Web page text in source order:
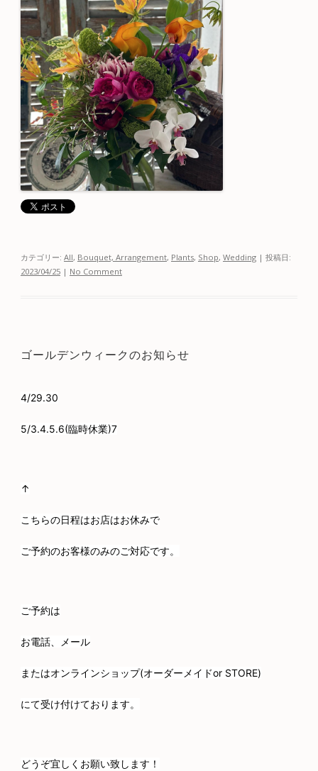
カテゴリー: All, Bouquet, Arrangement, Plants, Shop, Wedding | 投稿日:
2023/04/25 | No Comment
ゴールデンウィークのお知らせ
4/29.30
5/3.4.5.6(臨時休業)7
↑
こちらの日程はお店はお休みで
ご予約のお客様のみのご対応です。
ご予約は
お電話、メール
またはオンラインショップ(オーダーメイドor STORE)
にて受け付けております。
どうぞ宜しくお願い致します！